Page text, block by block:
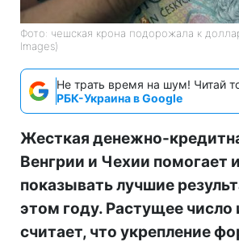
Фото: чешская крона подорожала к
Images)
Не трать время на шум! Читай
РБК-Украина в Google
Жесткая денежно-
Венгрии и Чехии помогает
показывать лучшие
этом году. Растущее число
считает, что укрепление